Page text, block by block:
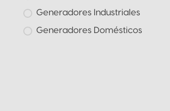
Generadores Industriales
Generadores Domésticos